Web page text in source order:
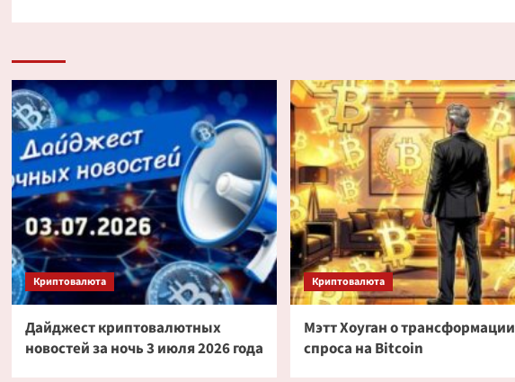
Криптовалюта
Дайджест криптовалютных
новостей за ночь 3 июля 2026 года
Криптовалюта
Мэтт Хоуган о трансформации
спроса на Bitcoin